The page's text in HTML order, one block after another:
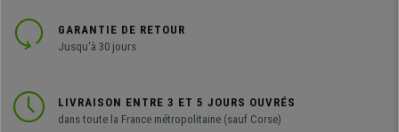
GARANTIE DE RETOUR
Jusqu'à 30 jours
LIVRAISON ENTRE 3 ET 5 JOURS OUVRÉS
dans toute la France métropolitaine (sauf Corse)